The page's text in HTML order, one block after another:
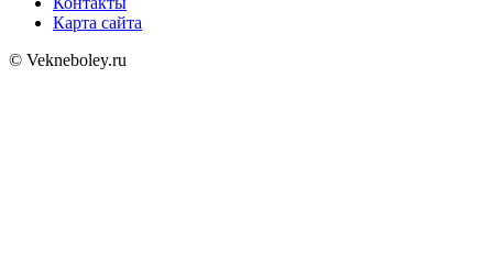
Карта сайта
© Vekneboley.ru